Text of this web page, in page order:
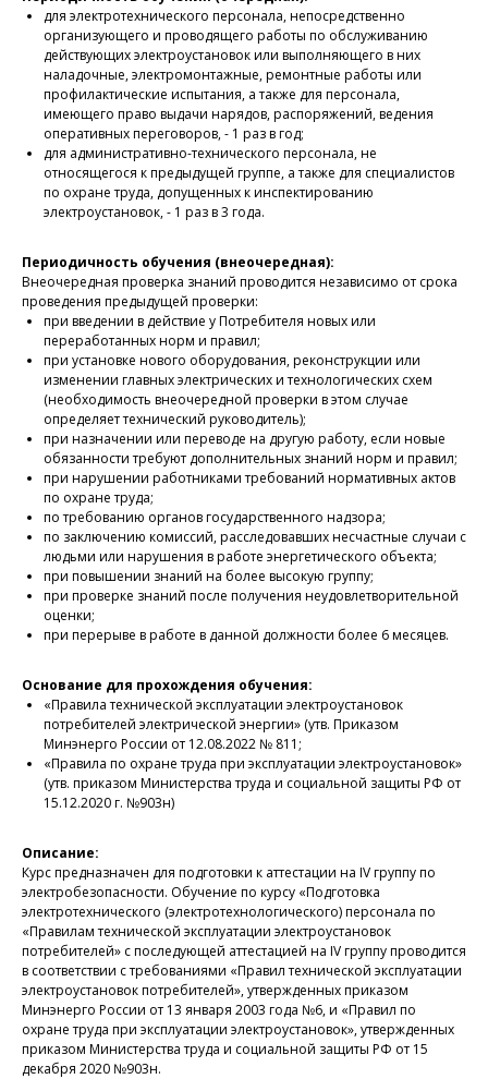
для электротехнического персонала, непосредственно
организующего и проводящего работы по обслуживанию
действующих электроустановок или выполняющего в них
наладочные, электромонтажные, ремонтные работы или
профилактические испытания, а также для персонала,
имеющего право выдачи нарядов, распоряжений, ведения
оперативных переговоров, - 1 раз в год;
для административно-технического персонала, не
относящегося к предыдущей группе, а также для специалистов
по охране труда, допущенных к инспектированию
электроустановок, - 1 раз в 3 года.
Периодичность обучения (внеочередная):
Внеочередная проверка знаний проводится независимо от срока
проведения предыдущей проверки:
при введении в действие у Потребителя новых или
переработанных норм и правил;
при установке нового оборудования, реконструкции или
изменении главных электрических и технологических схем
(необходимость внеочередной проверки в этом случае
определяет технический руководитель);
при назначении или переводе на другую работу, если новые
обязанности требуют дополнительных знаний норм и правил;
при нарушении работниками требований нормативных актов
по охране труда;
по требованию органов государственного надзора;
по заключению комиссий, расследовавших несчастные случаи с
людьми или нарушения в работе энергетического объекта;
при повышении знаний на более высокую группу;
при проверке знаний после получения неудовлетворительной
оценки;
при перерыве в работе в данной должности более 6 месяцев.
Основание для прохождения обучения:
«Правила технической эксплуатации электроустановок
потребителей электрической энергии» (утв. Приказом
Минэнерго России от 12.08.2022 № 811;
«Правила по охране труда при эксплуатации электроустановок»
(утв. приказом Министерства труда и социальной защиты РФ от
15.12.2020 г. №903н)
Описание:
Курс предназначен для подготовки к аттестации на IV группу по
электробезопасности. Обучение по курсу «Подготовка
электротехнического (электротехнологического) персонала по
«Правилам технической эксплуатации электроустановок
потребителей» с последующей аттестацией на IV группу проводится
в соответствии с требованиями «Правил технической эксплуатации
электроустановок потребителей», утвержденных приказом
Минэнерго России от 13 января 2003 года №6, и «Правил по
охране труда при эксплуатации электроустановок», утвержденных
приказом Министерства труда и социальной защиты РФ от 15
декабря 2020 №903н.